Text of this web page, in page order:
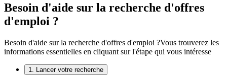
Besoin d'aide sur la recherche d'offres
d'emploi ?
Besoin d'aide sur la recherche d'offres d'emploi ?Vous trouverez les
informations essentielles en cliquant sur l'étape qui vous intéresse
1. Lancer votre recherche